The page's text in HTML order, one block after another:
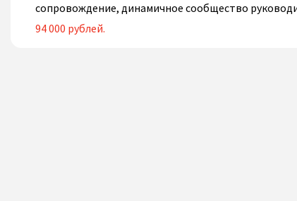
сопровождение, динамичное сообщество
94 000 рублей.